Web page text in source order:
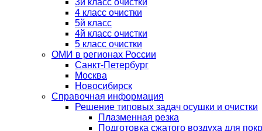
3й класс очистки
4 класс очистки
5й класс
4й класс очистки
5 класс очистки
ОМИ в регионах России
Санкт-Петербург
Москва
Новосибирск
Справочная информация
Решение типовых задач осушки и очистки
Плазменная резка
Подготовка сжатого воздуха для